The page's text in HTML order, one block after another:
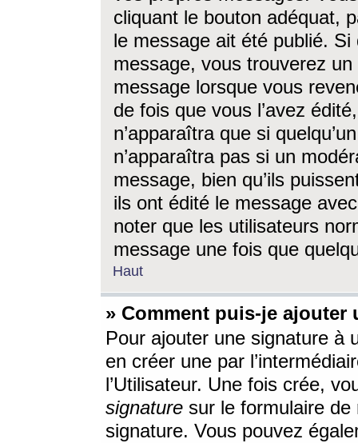
cliquant le bouton adéquat,
le message ait été publié. Si
message, vous trouverez
message lorsque vous
de fois que vous l’avez
n’apparaîtra que si
n’apparaîtra pas si un
message, bien qu’ils
ils ont édité le message
noter que les utilisateurs
message une fois que
Haut
» Comment puis-je ajouter
Pour ajouter une signature à
en créer une par
l’Utilisateur. Une fois crée,
signature sur le formulaire de
signature. Vous pouvez